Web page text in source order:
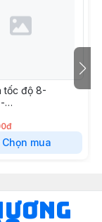
tốc độ 8-
Chọn mua